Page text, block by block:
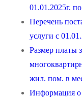
01.01.2025г.
Перечень
услуги с
Размер платы
жил. пом. в
Информация о